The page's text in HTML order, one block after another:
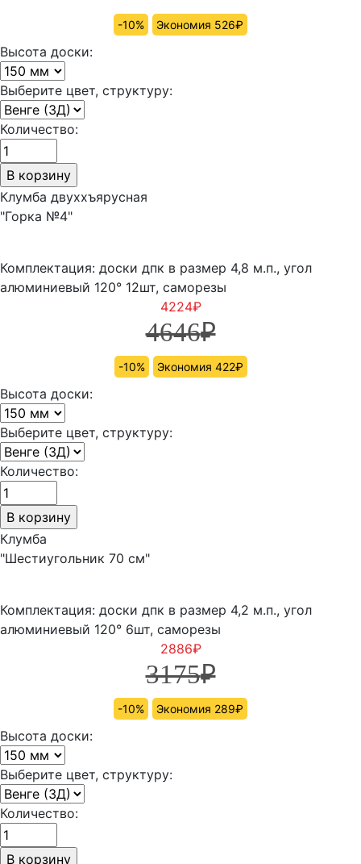
-10% Экономия 526₽
Высота доски:
Выберите цвет, структуру:
Количество:
Клумба двуххъярусная
"Горка №4"
Комплектация: доски дпк в размер 4,8 м.п., угол
алюминиевый 120° 12шт, саморезы
4224₽
4646₽
-10% Экономия 422₽
Высота доски:
Выберите цвет, структуру:
Количество:
Клумба
"Шестиугольник 70 см"
Комплектация: доски дпк в размер 4,2 м.п., угол
алюминиевый 120° 6шт, саморезы
2886₽
3175₽
-10% Экономия 289₽
Высота доски:
Выберите цвет, структуру:
Количество: